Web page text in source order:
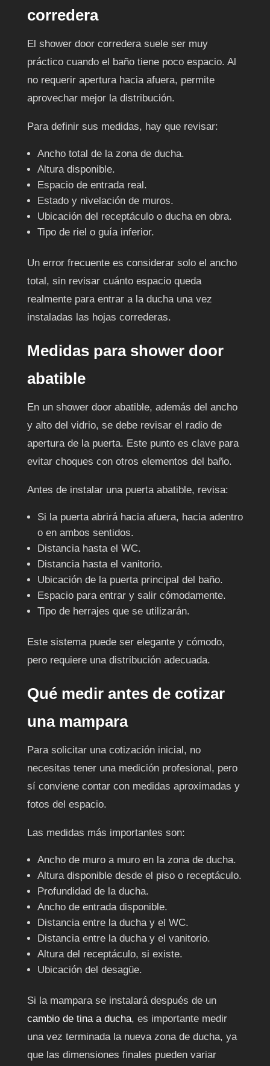
corredera
El shower door corredera suele ser muy
práctico cuando el baño tiene poco espacio. Al
no requerir apertura hacia afuera, permite
aprovechar mejor la distribución.
Para definir sus medidas, hay que revisar:
Ancho total de la zona de ducha.
Altura disponible.
Espacio de entrada real.
Estado y nivelación de muros.
Ubicación del receptáculo o ducha en obra.
Tipo de riel o guía inferior.
Un error frecuente es considerar solo el ancho
total, sin revisar cuánto espacio queda
realmente para entrar a la ducha una vez
instaladas las hojas correderas.
Medidas para shower door
abatible
En un shower door abatible, además del ancho
y alto del vidrio, se debe revisar el radio de
apertura de la puerta. Este punto es clave para
evitar choques con otros elementos del baño.
Antes de instalar una puerta abatible, revisa:
Si la puerta abrirá hacia afuera, hacia adentro
o en ambos sentidos.
Distancia hasta el WC.
Distancia hasta el vanitorio.
Ubicación de la puerta principal del baño.
Espacio para entrar y salir cómodamente.
Tipo de herrajes que se utilizarán.
Este sistema puede ser elegante y cómodo,
pero requiere una distribución adecuada.
Qué medir antes de cotizar
una mampara
Para solicitar una cotización inicial, no
necesitas tener una medición profesional, pero
sí conviene contar con medidas aproximadas y
fotos del espacio.
Las medidas más importantes son:
Ancho de muro a muro en la zona de ducha.
Altura disponible desde el piso o receptáculo.
Profundidad de la ducha.
Ancho de entrada disponible.
Distancia entre la ducha y el WC.
Distancia entre la ducha y el vanitorio.
Altura del receptáculo, si existe.
Ubicación del desagüe.
Si la mampara se instalará después de un
cambio de tina a ducha, es importante medir
una vez terminada la nueva zona de ducha, ya
que las dimensiones finales pueden variar